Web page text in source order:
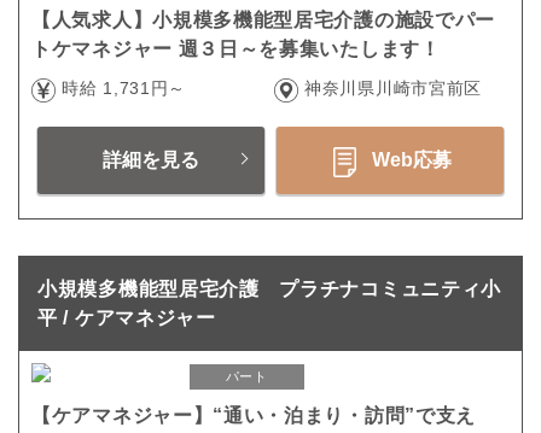
【人気求人】小規模多機能型居宅介護の施設でパー
トケマネジャー 週３日～を募集いたします！
時給 1,731円～ 神奈川県川崎市宮前区
詳細を見る Web応募
小規模多機能型居宅介護 プラチナコミュニティ小
平 / ケアマネジャー
パート
【ケアマネジャー】“通い・泊まり・訪問”で支え